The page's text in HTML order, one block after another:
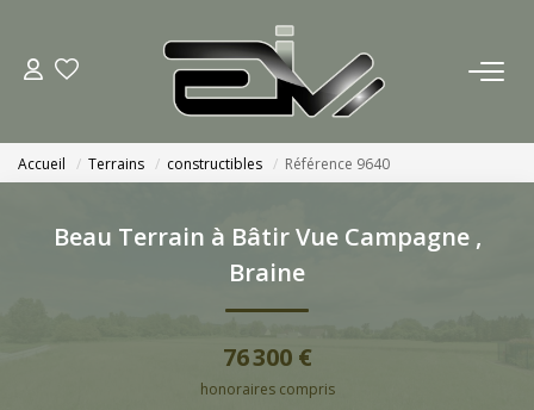
ACCUEIL
AGENCES
Nous Rejoindre
Nos Actualités
ACHETER
Accueil Terrains constructibles Référence 9640
Beau Terrain à Bâtir Vue Campagne ,
Braine
76 300 €
honoraires compris